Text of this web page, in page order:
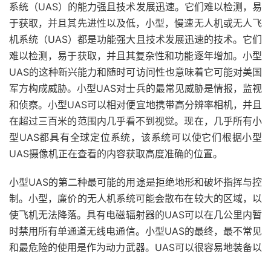
系统（UAS）的能力强且技术发展迅速。它们难以检测，易
于获取，并且其先进性以及低，小型，慢速无人机或无人飞
机系统（UAS）都是功能强大且技术发展迅速的技术。它们
难以检测，易于获取，并且其复杂性和功能逐年增加。小型
UAS的这种新兴能力和随时可访问性也意味着它可能对美国
军方构成威胁。小型UAS对士兵的最常见威胁是情报，监视
和侦察。小型UAS可以相对便宜地携带高分辨率相机，并且
在超过三百米的范围内几乎看不到视觉。现在，几乎所有小
型UAS都具有全球定位系统，该系统可以使它们根据小型
UAS摄像机正在查看的内容获取高度准确的位置。
小型UAS的第二种最可能的用途是拒绝地形和破坏指挥与控
制。小型，廉价的无人机系统可能会散布在较大的区域，以
使飞机无法降落。具有电磁辐射器的UAS可以在几公里内暂
时禁用所有单通道无线电通信。 小型UAS的最终，最不常见
和最危险的使用是作为动力武器。UAS可以很容易地装备以